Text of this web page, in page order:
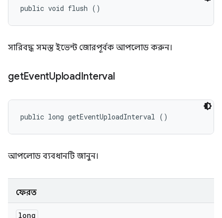
public void flush ()
সারিবদ্ধ সমস্ত ইভেন্ট জোরপূর্বক আপলোড করুন।
getEventUploadInterval
public long getEventUploadInterval ()
আপলোড ব্যবধানটি জানুন।
ফেরত
long